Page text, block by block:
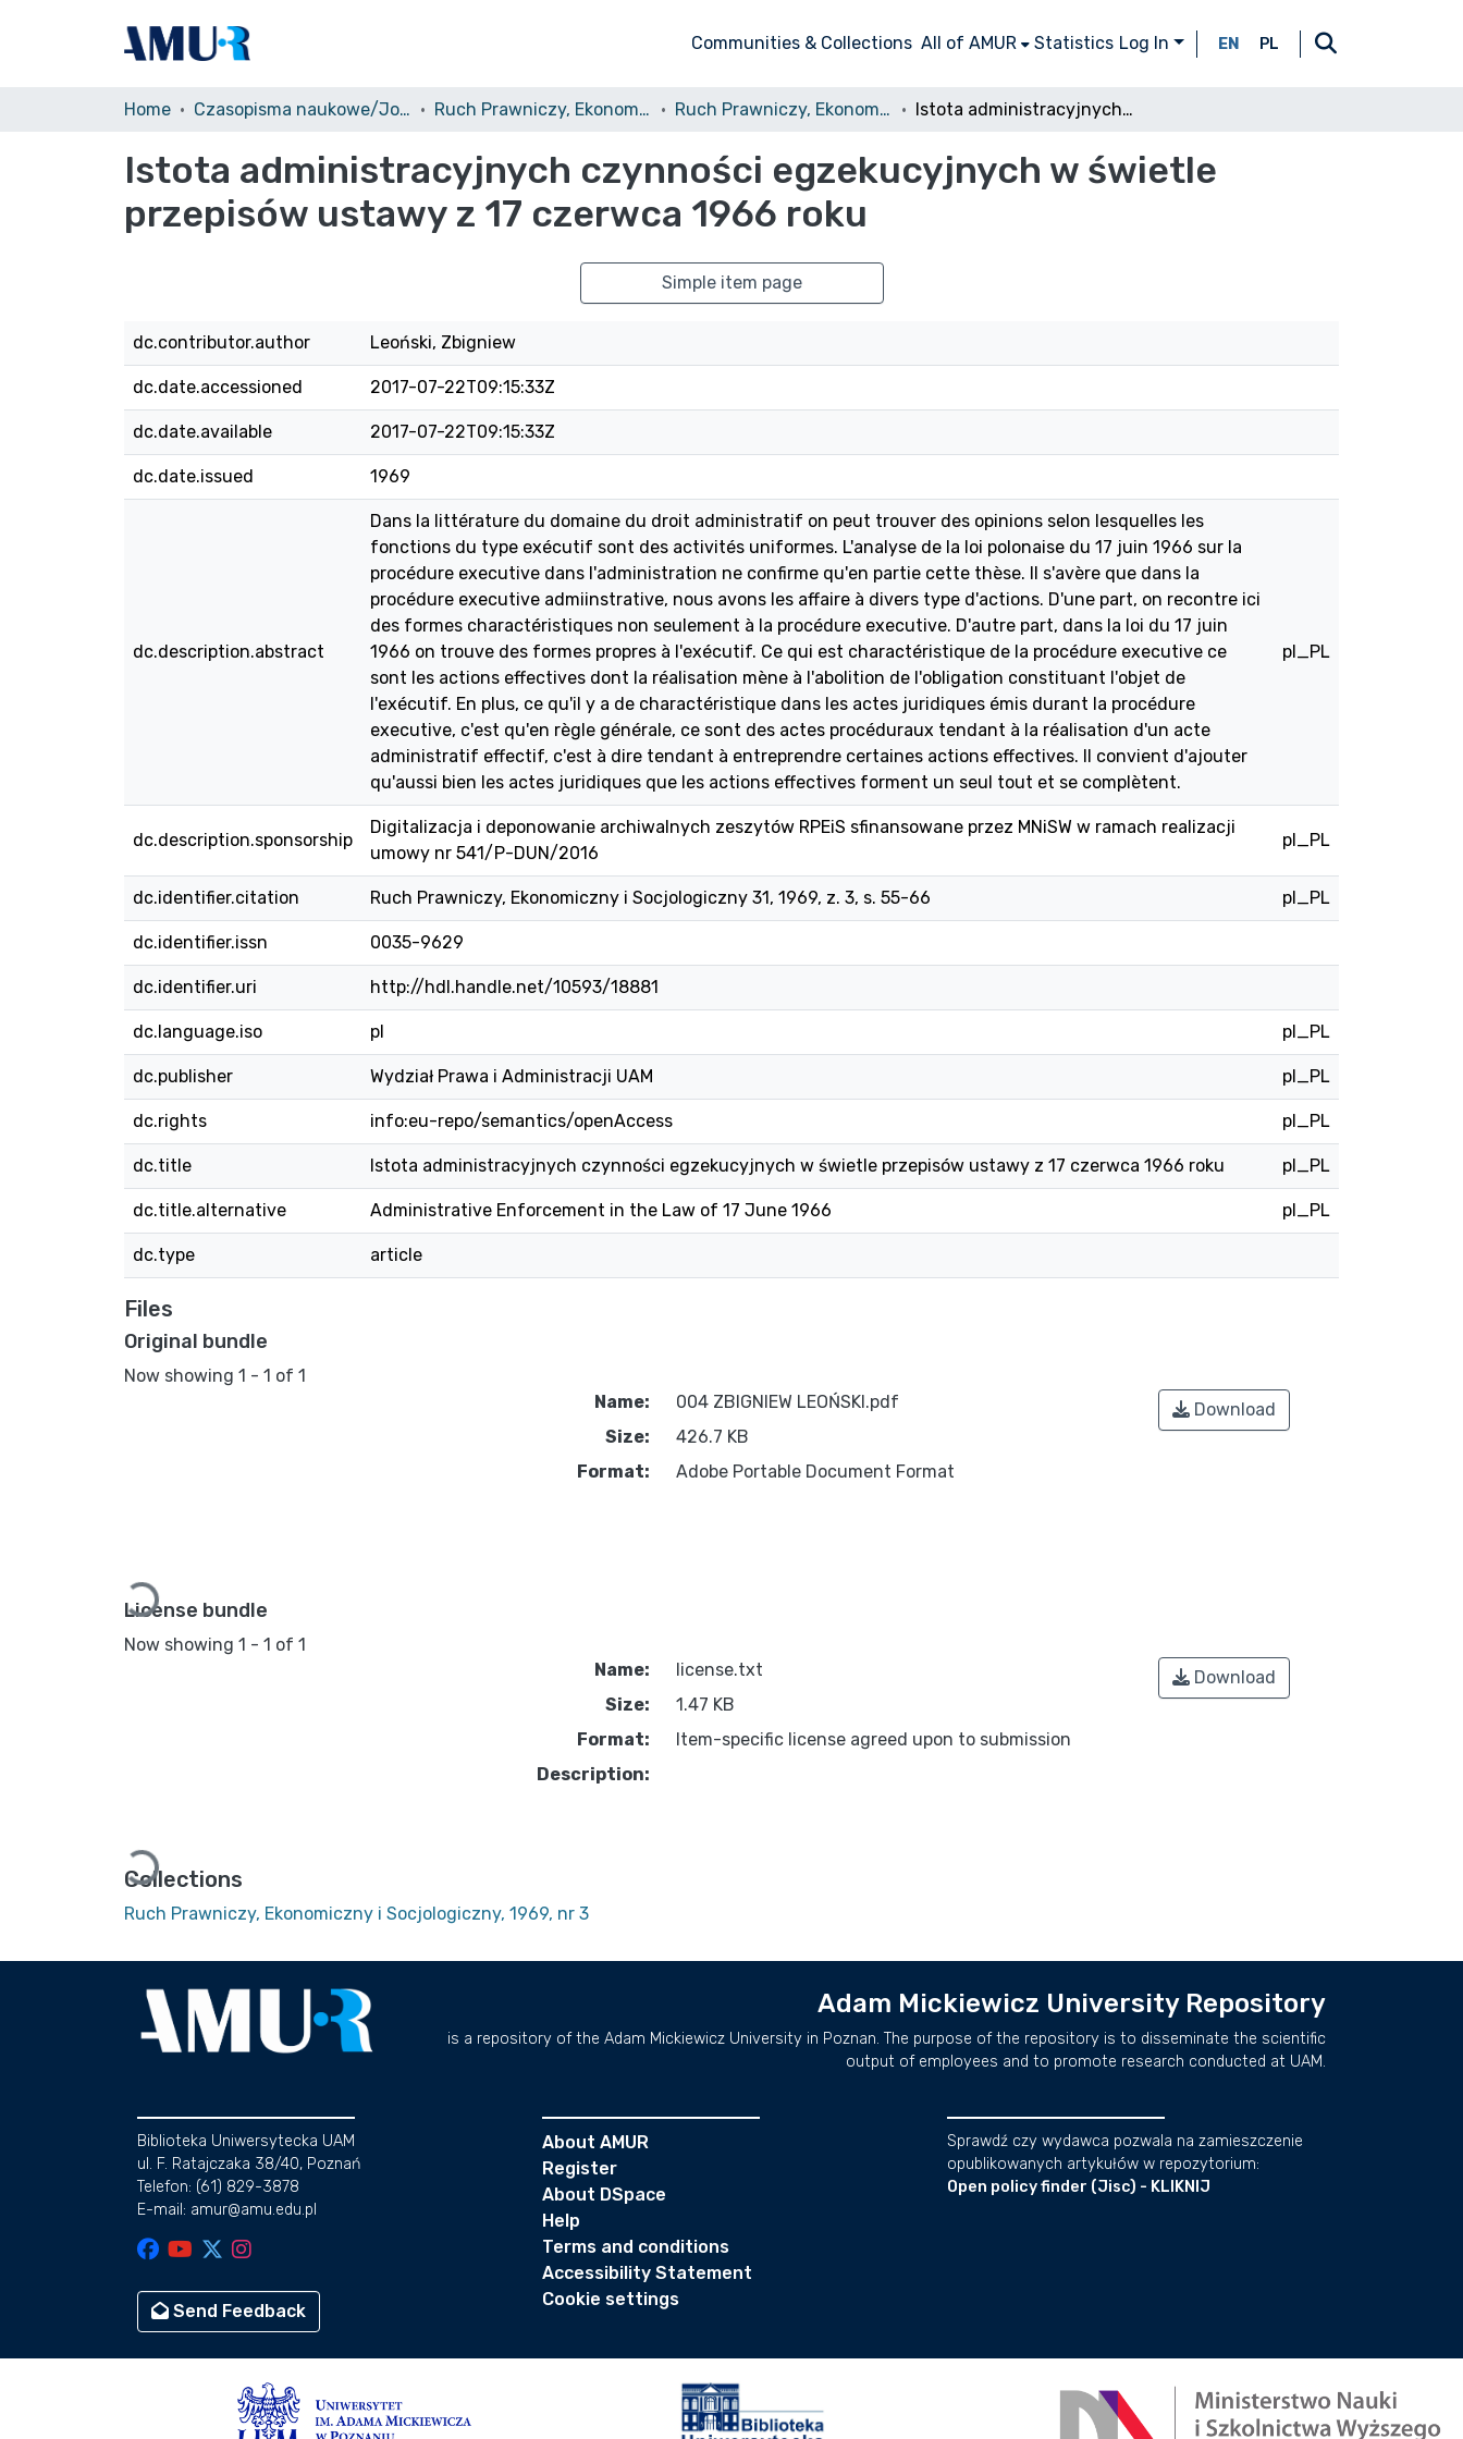
Communities & Collections All of AMUR Statistics Log In EN PL
Home Czasopisma naukowe/Journals Ruch Prawniczy, Ekonomiczny i Socjologiczny Ruch Prawniczy, Ekonomiczny i Socjologiczny, 1969, nr 3 Istota administracyjnych czynności egzekucyjnych w świetle przepisów ustawy z 17 czerwca 1966 roku
Istota administracyjnych czynności egzekucyjnych w świetle
przepisów ustawy z 17 czerwca 1966 roku
Simple item page
dc.contributor.author Leoński, Zbigniew
dc.date.accessioned 2017-07-22T09:15:33Z
dc.date.available 2017-07-22T09:15:33Z
dc.date.issued 1969
dc.description.abstract
Dans la littérature du domaine du droit administratif on peut trouver des opinions selon lesquelles les
fonctions du type exécutif sont des activités uniformes. L'analyse de la loi polonaise du 17 juin 1966 sur la
procédure executive dans l'administration ne confirme qu'en partie cette thèse. Il s'avère que dans la
procédure executive admiinstrative, nous avons les affaire à divers type d'actions. D'une part, on recontre ici
des formes charactéristiques non seulement à la procédure executive. D'autre part, dans la loi du 17 juin
1966 on trouve des formes propres à l'exécutif. Ce qui est charactéristique de la procédure executive ce
sont les actions effectives dont la réalisation mène à l'abolition de l'obligation constituant l'objet de
l'exécutif. En plus, ce qu'il y a de charactéristique dans les actes juridiques émis durant la procédure
executive, c'est qu'en règle générale, ce sont des actes procéduraux tendant à la réalisation d'un acte
administratif effectif, c'est à dire tendant à entreprendre certaines actions effectives. Il convient d'ajouter
qu'aussi bien les actes juridiques que les actions effectives forment un seul tout et se complètent.
pl_PL
dc.description.sponsorship
Digitalizacja i deponowanie archiwalnych zeszytów RPEiS sfinansowane przez MNiSW w ramach realizacji
umowy nr 541/P-DUN/2016
pl_PL
dc.identifier.citation Ruch Prawniczy, Ekonomiczny i Socjologiczny 31, 1969, z. 3, s. 55-66 pl_PL
dc.identifier.issn 0035-9629
dc.identifier.uri http://hdl.handle.net/10593/18881
dc.language.iso pl pl_PL
dc.publisher Wydział Prawa i Administracji UAM pl_PL
dc.rights info:eu-repo/semantics/openAccess pl_PL
dc.title Istota administracyjnych czynności egzekucyjnych w świetle przepisów ustawy z 17 czerwca 1966 roku pl_PL
dc.title.alternative Administrative Enforcement in the Law of 17 June 1966 pl_PL
dc.type article
Files
Original bundle
Now showing 1 - 1 of 1
Loading...
Name:
004 ZBIGNIEW LEOŃSKI.pdf
Size:
426.7 KB
Format:
Adobe Portable Document Format
Download
License bundle
Now showing 1 - 1 of 1
Loading...
Name:
license.txt
Size:
1.47 KB
Format:
Item-specific license agreed upon to submission
Description:
Download
Collections
Ruch Prawniczy, Ekonomiczny i Socjologiczny, 1969, nr 3
Adam Mickiewicz University Repository
is a repository of the Adam Mickiewicz University in Poznan. The purpose of the repository is to disseminate the scientific
output of employees and to promote research conducted at UAM.
Biblioteka Uniwersytecka UAM
ul. F. Ratajczaka 38/40, Poznań
Telefon: (61) 829-3878
E-mail: amur@amu.edu.pl
Send Feedback
About AMUR
Register
About DSpace
Help
Terms and conditions
Accessibility Statement
Cookie settings
Sprawdź czy wydawca pozwala na zamieszczenie
opublikowanych artykułów w repozytorium:
Open policy finder (Jisc) - KLIKNIJ